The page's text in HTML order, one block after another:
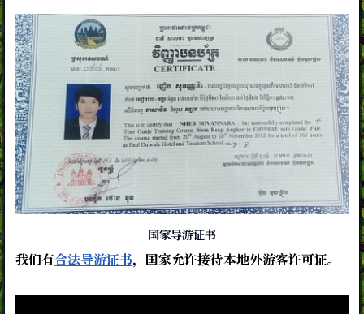
国家导游证书
我们有合法导游证书，国家允许接待本地外游客许可证。